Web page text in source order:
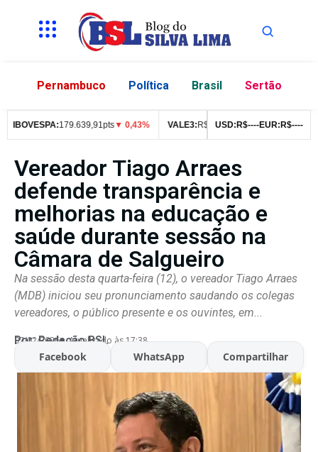
Pernambuco Política Brasil Sertão
179.639,91pts▼ 0,43% VALE3:R$76,99▼ 2,49% ITUB4:R$
USD: R$----EUR: R$----
Vereador Tiago Arraes
defende transparência e
melhorias na educação e
saúde durante sessão na
Câmara de Salgueiro
Na sessão desta quarta-feira (12), o vereador Tiago Arraes
(MDB) iniciou seu pronunciamento saudando os colegas
vereadores, o público presente e os ouvintes, em...
Por:Redação BSL
07/02/2026 Atualizado às 17:38
Facebook WhatsApp Compartilhar